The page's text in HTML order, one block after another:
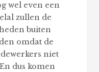
wel even een
zullen de
buiten
omdat de
niet
dus komen